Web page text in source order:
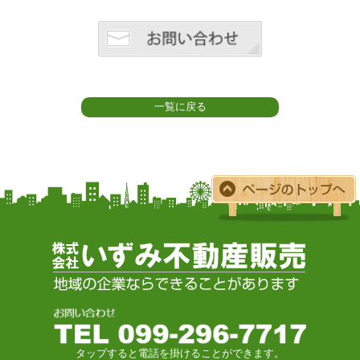
一覧に戻る
タップすると電話を掛けることができます。